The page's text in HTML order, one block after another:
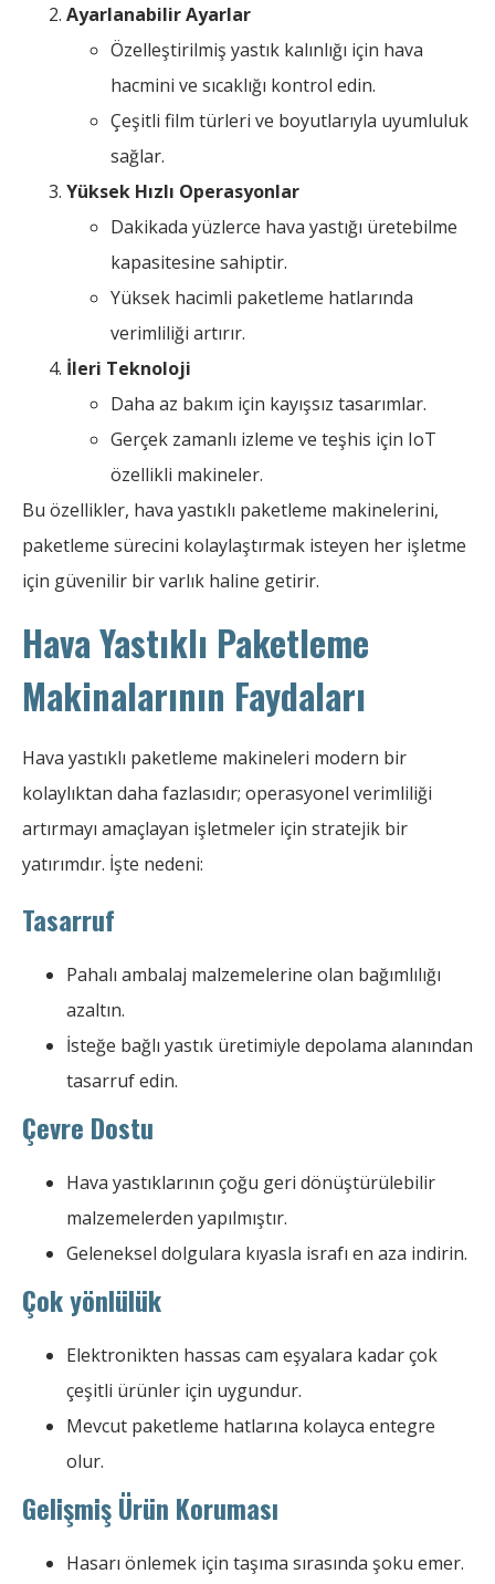
Ayarlanabilir Ayarlar
Özelleştirilmiş yastık kalınlığı için hava
hacmini ve sıcaklığı kontrol edin.
Çeşitli film türleri ve boyutlarıyla uyumluluk
sağlar.
Yüksek Hızlı Operasyonlar
Dakikada yüzlerce hava yastığı üretebilme
kapasitesine sahiptir.
Yüksek hacimli paketleme hatlarında
verimliliği artırır.
İleri Teknoloji
Daha az bakım için kayışsız tasarımlar.
Gerçek zamanlı izleme ve teşhis için IoT
özellikli makineler.
Bu özellikler, hava yastıklı paketleme makinelerini,
paketleme sürecini kolaylaştırmak isteyen her işletme
için güvenilir bir varlık haline getirir.
Hava Yastıklı Paketleme
Makinalarının Faydaları
Hava yastıklı paketleme makineleri modern bir
kolaylıktan daha fazlasıdır; operasyonel verimliliği
artırmayı amaçlayan işletmeler için stratejik bir
yatırımdır. İşte nedeni:
Tasarruf
Pahalı ambalaj malzemelerine olan bağımlılığı
azaltın.
İsteğe bağlı yastık üretimiyle depolama alanından
tasarruf edin.
Çevre Dostu
Hava yastıklarının çoğu geri dönüştürülebilir
malzemelerden yapılmıştır.
Geleneksel dolgulara kıyasla israfı en aza indirin.
Çok yönlülük
Elektronikten hassas cam eşyalara kadar çok
çeşitli ürünler için uygundur.
Mevcut paketleme hatlarına kolayca entegre
olur.
Gelişmiş Ürün Koruması
Hasarı önlemek için taşıma sırasında şoku emer.